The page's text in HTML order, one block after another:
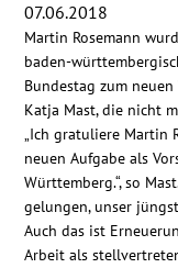
Aktuelles
Reden
Debattenbeiträge
07.06.2018
Martin Rosemann
baden-
Bundestag zum
Katja Mast, die nicht
„Ich gratuliere Martin
neuen Aufgabe als
Württemberg.“, so
gelungen, unser
Auch das ist
Arbeit als